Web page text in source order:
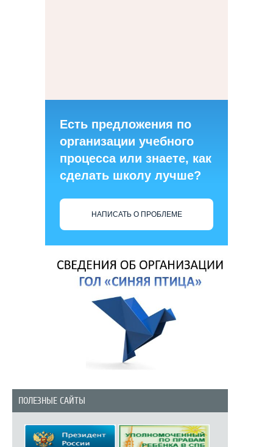
Есть предложения по
организации учебного
процесса или знаете, как
сделать школу лучше?
НАПИСАТЬ О ПРОБЛЕМЕ
ПОЛЕЗНЫЕ САЙТЫ